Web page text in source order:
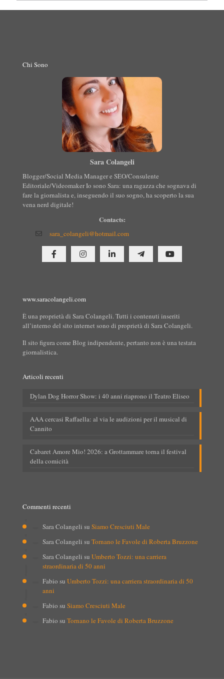
Chi Sono
Sara Colangeli
Blogger/Social Media Manager e SEO/Consulente
Editoriale/Videomaker Io sono Sara: una ragazza che sognava di
fare la giornalista e, inseguendo il suo sogno, ha scoperto la sua
vena nerd digitale!
Contacts:
sara_colangeli@hotmail.com
www.saracolangeli.com
È una proprietà di Sara Colangeli. Tutti i contenuti inseriti
all’interno del sito internet sono di proprietà di Sara Colangeli.
Il sito figura come Blog indipendente, pertanto non è una testata
giornalistica.
Articoli recenti
Dylan Dog Horror Show: i 40 anni riaprono il Teatro Eliseo
AAA cercasi Raffaella: al via le audizioni per il musical di
Cannito
Cabaret Amore Mio! 2026: a Grottammare torna il festival
della comicità
Commenti recenti
Sara Colangeli su Siamo Cresciuti Male
Sara Colangeli su Tornano le Favole di Roberta Bruzzone
Sara Colangeli su Umberto Tozzi: una carriera
straordinaria di 50 anni
Fabio su Umberto Tozzi: una carriera straordinaria di 50
anni
Fabio su Siamo Cresciuti Male
Fabio su Tornano le Favole di Roberta Bruzzone